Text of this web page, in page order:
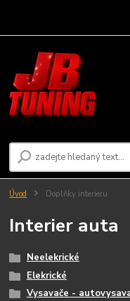
Úvod Doplňky interieru
Interier auta
Neelekrické
Elekrické
Vysavače -